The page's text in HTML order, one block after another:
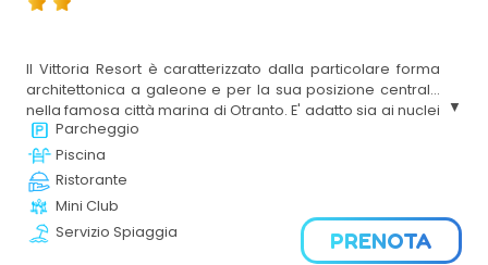
Il Vittoria Resort è caratterizzato dalla particolare forma
architettonica a galeone e per la sua posizione centrale
nella famosa città marina di Otranto. E' adatto sia ai nuclei
familiari per la loro vacanza mare, sia alla clientela
business in cerca di una location suggestiva in ogni
periodo dell'anno.Essenziale ed intrigante nelle sue
strutture architettoniche, il Vittoria Resort si sviluppa su
spazi accuratamente coordinati, ampi ed armonici. La
collocazione garantisce una sosta distensiva per
riscoprire il piacere di un luogo da vivere, da respirare e
Parcheggio
Piscina
Ristorante
Mini Club
Servizio Spiaggia
PRENOTA